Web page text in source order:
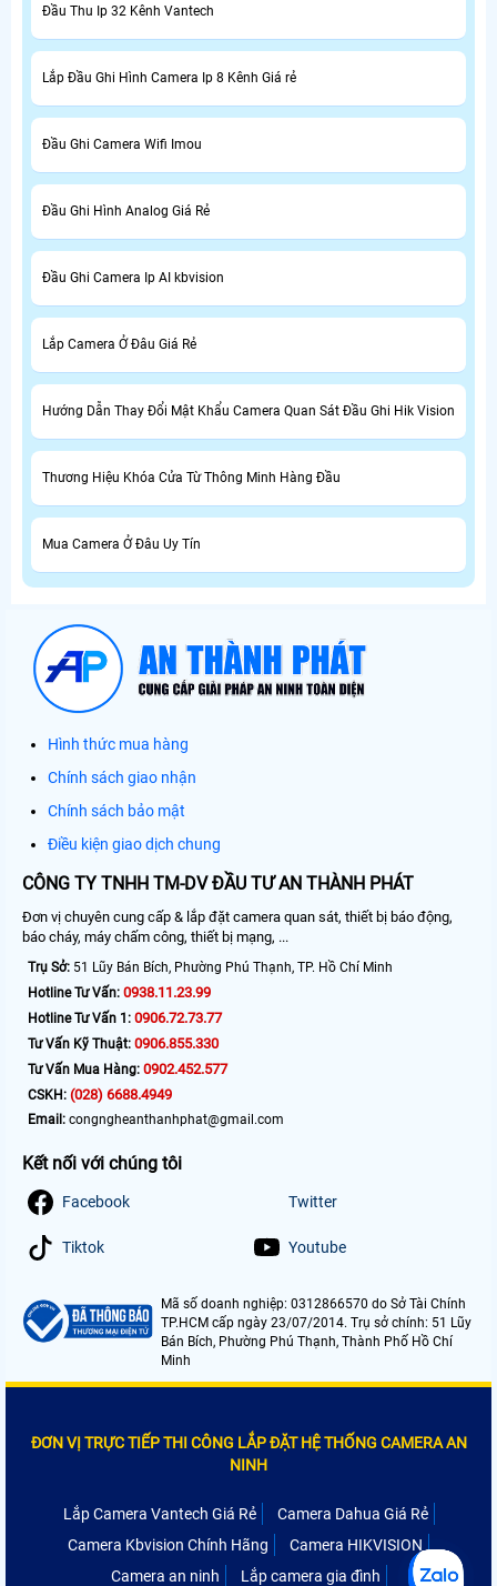
Đầu Thu Ip 32 Kênh Vantech
Lắp Đầu Ghi Hình Camera Ip 8 Kênh Giá rẻ
Đầu Ghi Camera Wifi Imou
Đầu Ghi Hình Analog Giá Rẻ
Đầu Ghi Camera Ip AI kbvision
Lắp Camera Ở Đâu Giá Rẻ
Hướng Dẫn Thay Đổi Mật Khẩu Camera Quan Sát Đầu Ghi Hik Vision
Thương Hiệu Khóa Cửa Từ Thông Minh Hàng Đầu
Mua Camera Ở Đâu Uy Tín
Hình thức mua hàng
Chính sách giao nhận
Chính sách bảo mật
Điều kiện giao dịch chung
CÔNG TY TNHH TM-DV ĐẦU TƯ AN THÀNH PHÁT
Đơn vị chuyên cung cấp & lắp đặt camera quan sát, thiết bị báo động,
báo cháy, máy chấm công, thiết bị mạng, ...
Trụ Sở: 51 Lũy Bán Bích, Phường Phú Thạnh, TP. Hồ Chí Minh
Hotline Tư Vấn: 0938.11.23.99
Hotline Tư Vấn 1: 0906.72.73.77
Tư Vấn Kỹ Thuật: 0906.855.330
Tư Vấn Mua Hàng: 0902.452.577
CSKH: (028) 6688.4949
Email: congngheanthanhphat@gmail.com
Kết nối với chúng tôi
Facebook Twitter
Tiktok Youtube
Mã số doanh nghiệp: 0312866570 do Sở Tài Chính
TP.HCM cấp ngày 23/07/2014. Trụ sở chính: 51 Lũy
Bán Bích, Phường Phú Thạnh, Thành Phố Hồ Chí
Minh
ĐƠN VỊ TRỰC TIẾP THI CÔNG LẮP ĐẶT HỆ THỐNG CAMERA AN
NINH
Lắp Camera Vantech Giá Rẻ
Camera Dahua Giá Rẻ
Camera Kbvision Chính Hãng
Camera HIKVISION
Camera an ninh
Lắp camera gia đình